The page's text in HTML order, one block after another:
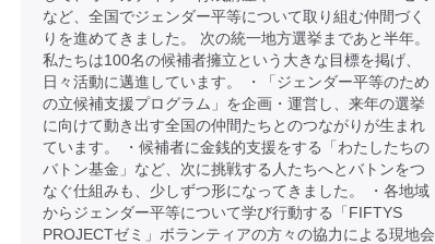
など、全国でジェンダー平等について取り組む仲間づく
りを進めてきました。 次の統一地方選挙まであと半年。
私たちは100名の候補者擁立という大きな目標を掲げ、
日々活動に邁進しています。 ・「ジェンダー平等のため
の立候補支援プログラム」を企画・運営し、来年の選挙
に向けて動き出す全国の仲間たちとのつながりが生まれ
ています。 ・候補者に金銭的支援をする「わたしたちの
バトン基金」など、次に挑戦する人たちへとバトンをつ
なぐ仕組みも、少しずつ形になってきました。 ・各地域
からジェンダー平等について学び行動する「FIFTYS
PROJECTゼミ」ボランティアの方々の協力による現地会